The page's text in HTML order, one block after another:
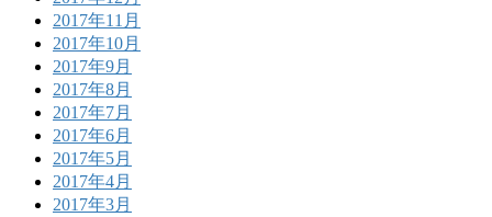
2017年11月
2017年10月
2017年9月
2017年8月
2017年7月
2017年6月
2017年5月
2017年4月
2017年3月